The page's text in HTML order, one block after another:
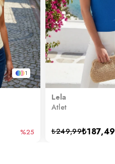
1
%25
Lela
Atlet
₺187,49
₺249,99